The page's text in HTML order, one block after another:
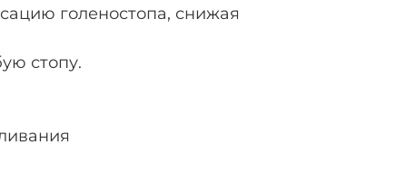
голеностопа, снижая
стопу.